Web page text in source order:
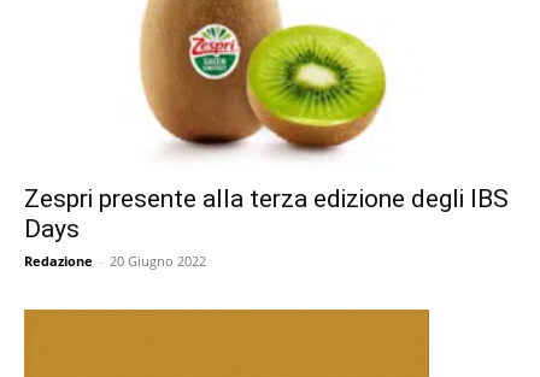
Zespri presente alla terza edizione degli IBS
Days
Redazione - 20 Giugno 2022